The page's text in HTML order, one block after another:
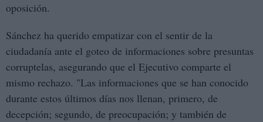
oposición.
Sánchez ha querido empatizar con el sentir de la
ciudadanía ante el goteo de informaciones sobre presuntas
corruptelas, asegurando que el Ejecutivo comparte el
mismo rechazo. "Las informaciones que se han conocido
durante estos últimos días nos llenan, primero, de
decepción; segundo, de preocupación; y también de